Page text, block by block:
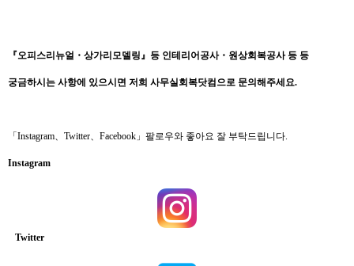
『오피스리뉴얼 ・ 상가리모델링』 등 인테리어공사・ 원상회복공사 등 등
궁금하시는 사항에 있으시면 저희 사무실회복닷컴으로 문의해주세요.
「Instagram、Twitter、Facebook」팔로우와 좋아요 잘 부탁드립니다.
Instagram
Twitter